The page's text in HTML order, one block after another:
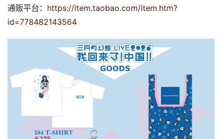
通贩平台： https://item.taobao.com/item.htm?
id=778482143564